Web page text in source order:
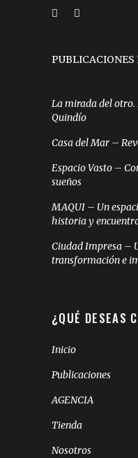
PUBLICACIONES
La mirada del otro.
Quindío
Casa del Mar –
Espacio Vasto –
sueños
MAQUI – Un
historia y
Ciudad Impresa –
transformación e
¿QUÉ DESEAS
Inicio
Publicaciones
AGENCIA
Tienda
Nosotros